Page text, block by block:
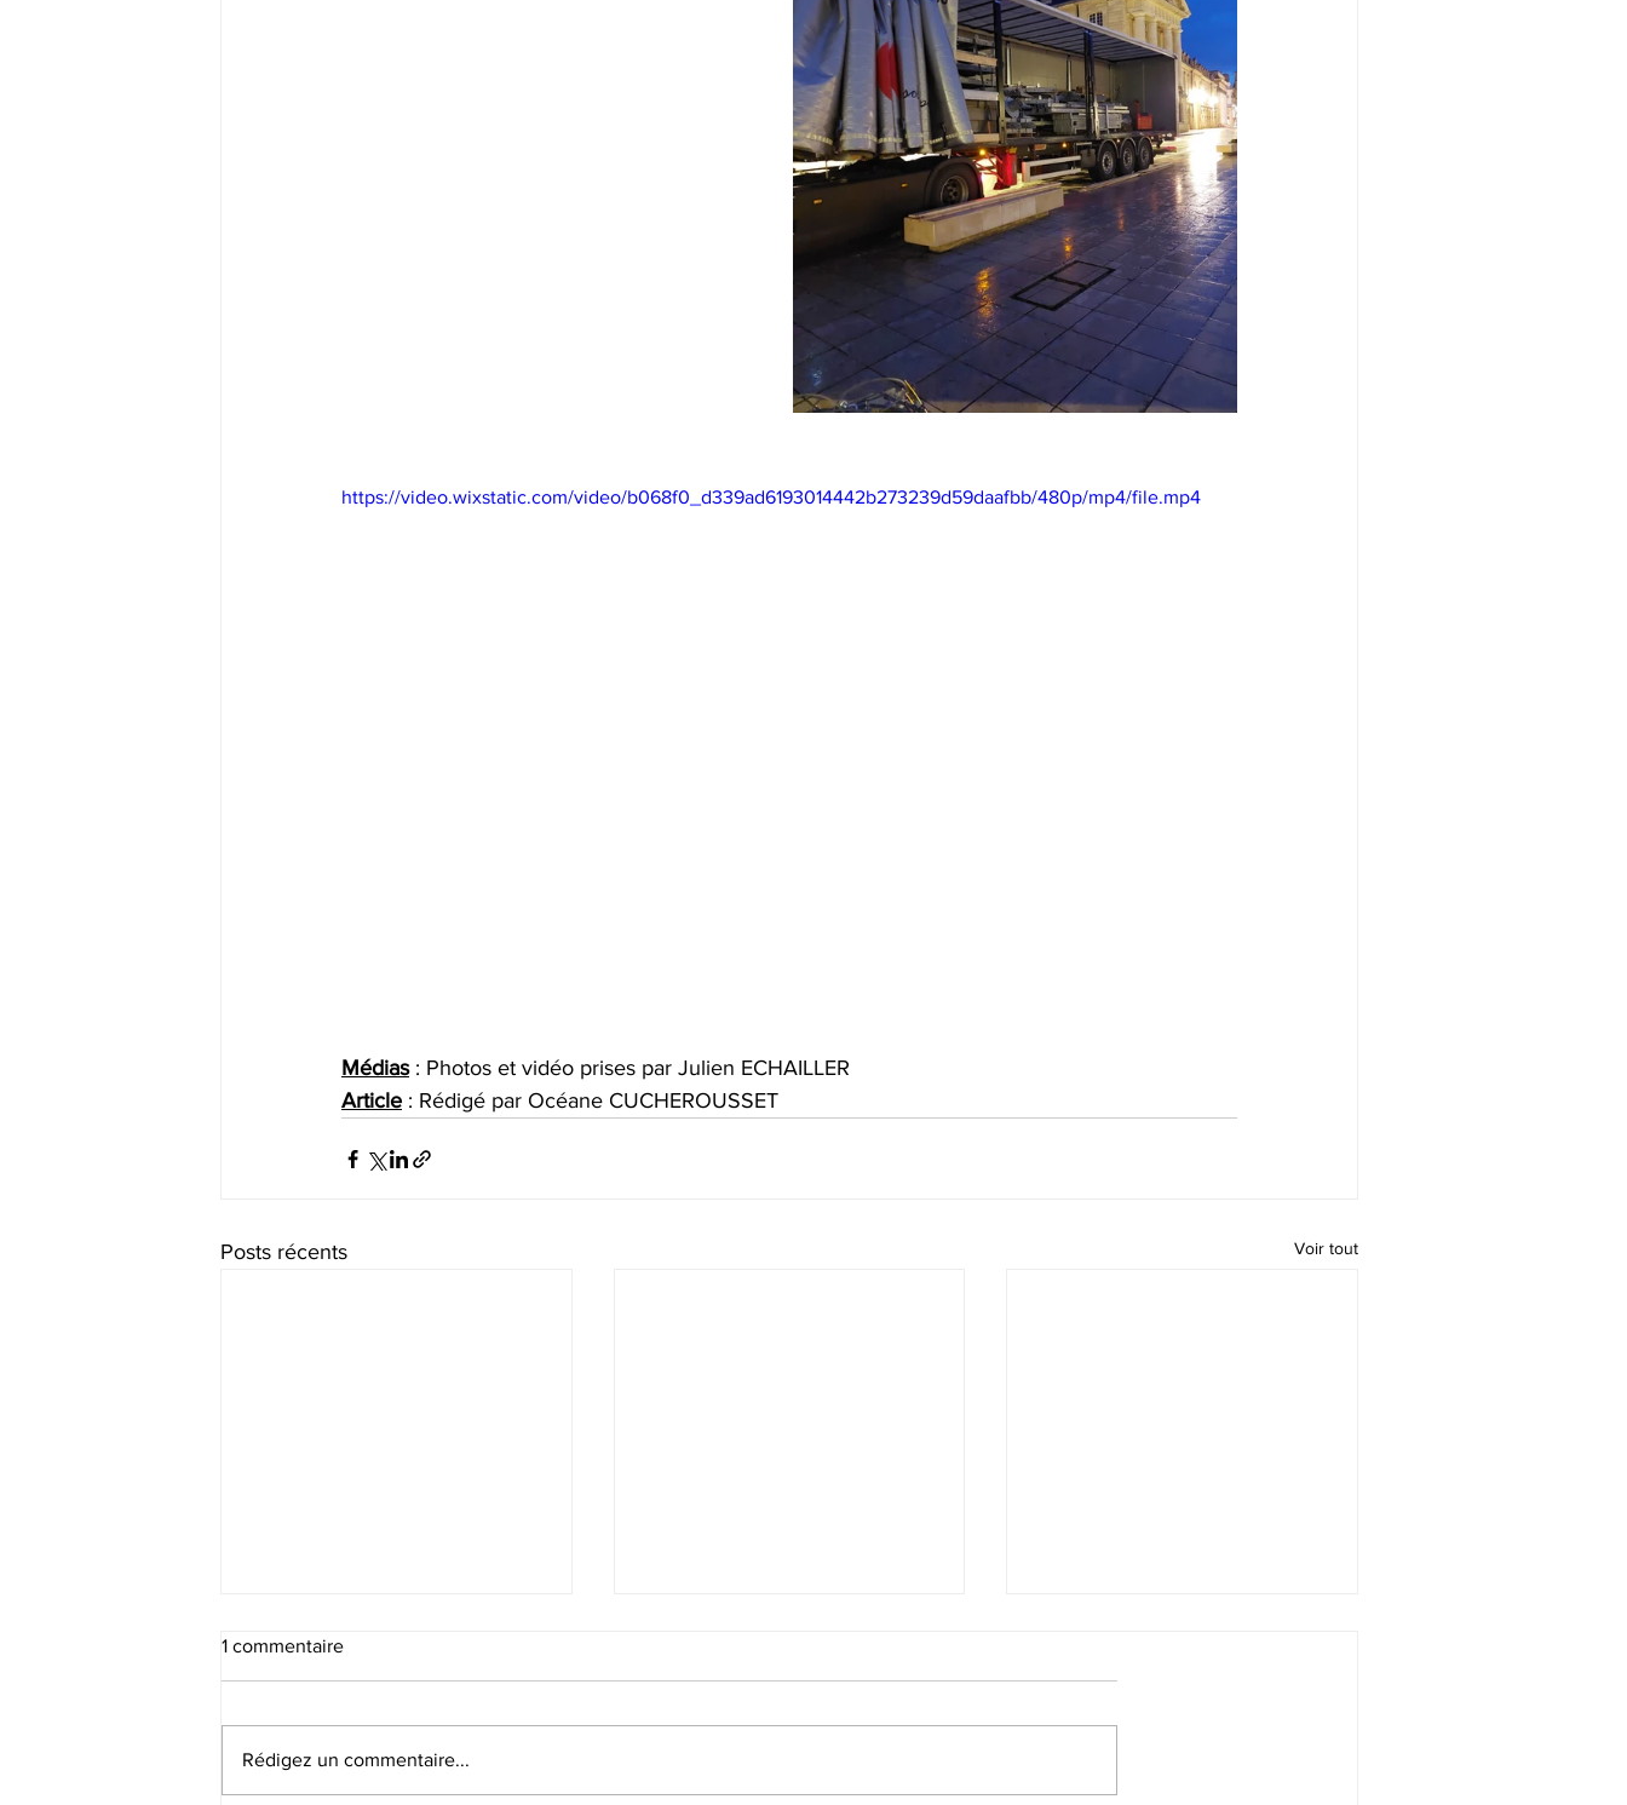
https://video.wixstatic.com/video/b068f0_d339ad6193014442b273239d59daafbb/480p/mp4/file.mp4
Médias : Photos et vidéo prises par Julien ECHAILLER
Article : Rédigé par Océane CUCHEROUSSET
Posts récents Voir tout
1 commentaire
Rédigez un commentaire...